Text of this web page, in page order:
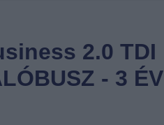
2.0 TDI
- 3 ÉV